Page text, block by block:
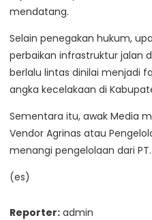
mendatang.
Selain penegakan hukum,
perbaikan infrastruktur jalan
berlalu lintas dinilai menjadi
angka kecelakaan di
Sementara itu, awak Media
Vendor Agrinas atau
menangi pengelolaan dari
(es)
Reporter: admin